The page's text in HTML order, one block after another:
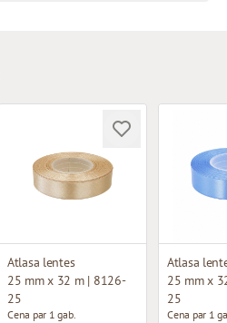
Atlasa lentes
25 mm x 32 m | 8126-
25
Cena par 1 gab.
Atlasa
25 mm x
25
Cena par 1